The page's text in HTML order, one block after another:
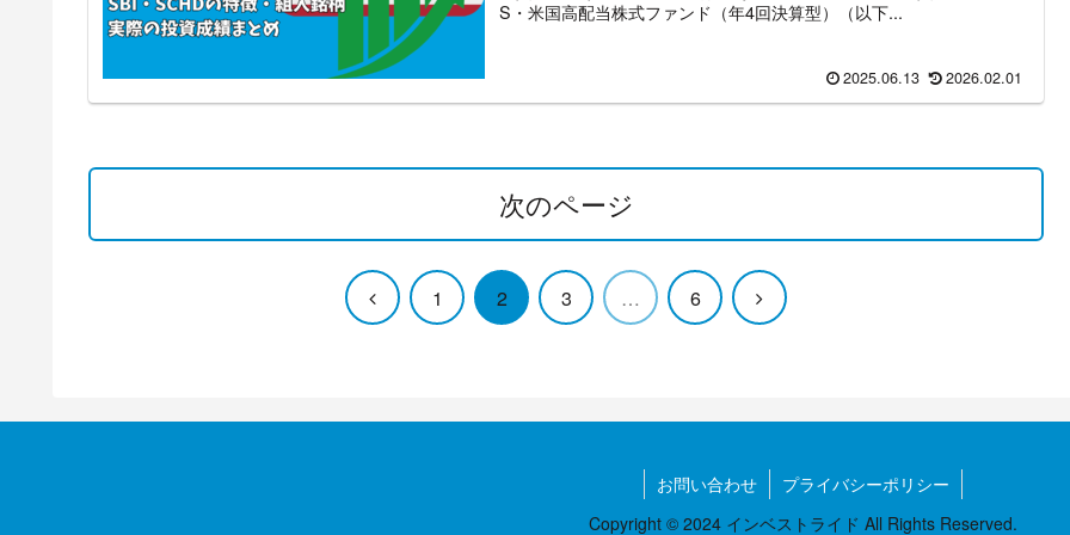
S・米国高配当株式ファンド（年4回決算型）（以下...
2025.06.13 2026.02.01
次のページ
前
1 2 3 … 6
次
お問い合わせ
プライバシーポリシー
Copyright © 2024 インベストライド All Rights Reserved.